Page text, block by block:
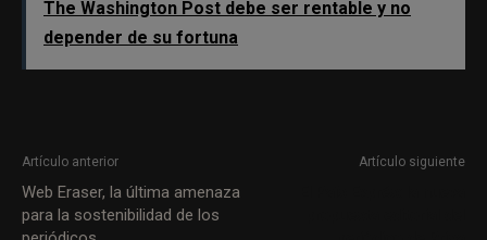
The Washington Post debe ser rentable y no
depender de su fortuna
Artículo anterior
Web Eraser, la última amenaza
para la sostenibilidad de los
Artículo siguiente